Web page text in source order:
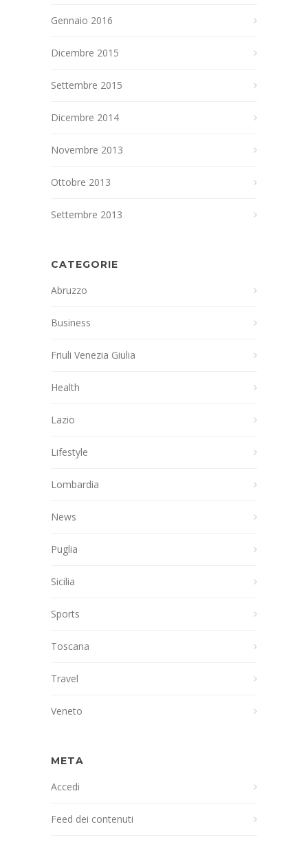
Gennaio 2016
Dicembre 2015
Settembre 2015
Dicembre 2014
Novembre 2013
Ottobre 2013
Settembre 2013
CATEGORIE
Abruzzo
Business
Friuli Venezia Giulia
Health
Lazio
Lifestyle
Lombardia
News
Puglia
Sicilia
Sports
Toscana
Travel
Veneto
META
Accedi
Feed dei contenuti